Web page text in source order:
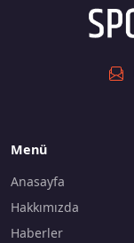
Menü
Anasayfa
Hakkımızda
Haberler